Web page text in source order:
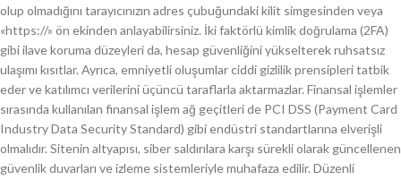
olup olmadığını tarayıcınızın adres çubuğundaki kilit simgesinden veya
«https://» ön ekinden anlayabilirsiniz. İki faktörlü kimlik doğrulama (2FA)
gibi ilave koruma düzeyleri da, hesap güvenliğini yükselterek ruhsatsız
ulaşımı kısıtlar. Ayrıca, emniyetli oluşumlar ciddi gizlilik prensipleri tatbik
eder ve katılımcı verilerini üçüncü taraflarla aktarmazlar. Finansal işlemler
sırasında kullanılan finansal işlem ağ geçitleri de PCI DSS (Payment Card
Industry Data Security Standard) gibi endüstri standartlarına elverişli
olmalıdır. Sitenin altyapısı, siber saldırılara karşı sürekli olarak güncellenen
güvenlik duvarları ve izleme sistemleriyle muhafaza edilir. Düzenli